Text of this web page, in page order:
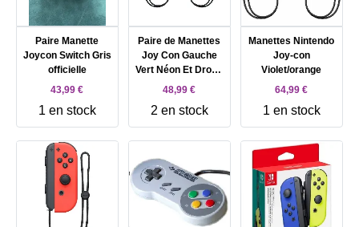
Paire Manette
Joycon Switch Gris
officielle
43,99 €
1 en stock
Paire de Manettes
Joy Con Gauche
Vert Néon Et Droite
Rose
48,99 €
2 en stock
Manettes Nintendo
Joy-con
Violet/orange
64,99 €
1 en stock